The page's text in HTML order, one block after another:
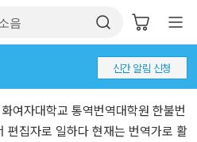
신간 알림 신청
여자대학교 통역번역대학원 한불번
편집자로 일하다 현재는 번역가로 활